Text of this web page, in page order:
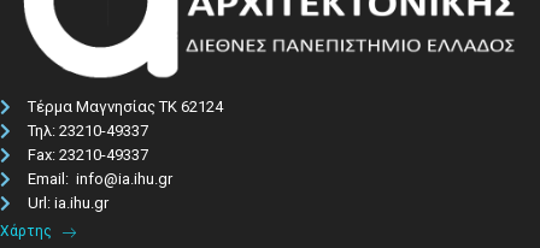
Τέρμα Μαγνησίας ΤΚ 62124
Τηλ: 23210-49337​
Fax: 23210-49337
Email: info@ia.ihu.gr
Url: ia.ihu.gr
Χάρτης